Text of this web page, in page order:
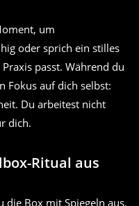
um
oder sprich ein stilles
passt. Während du
Fokus auf dich selbst:
Du arbeitest nicht
dich.
Ritual aus